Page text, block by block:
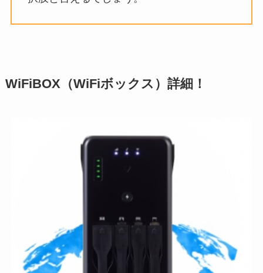
WiFiBOX（WiFiボックス）詳細！